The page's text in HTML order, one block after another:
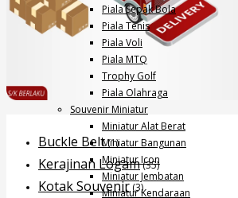
Piala Sepak Bola
Piala Tenis
Piala Voli
Piala MTQ
Trophy Golf
Piala Olahraga
Souvenir Miniatur
Miniatur Alat Berat
Miniatur Bangunan
Miniatur Icon
Miniatur Jembatan
Miniatur Kendaraan
Buckle Belt(1)
Kerajinan Logam(35)
Kotak Souvenir (3)